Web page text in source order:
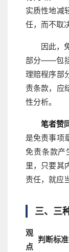
实质性地减
任，而不取
因此，
部分——包括
理赔程序部
责条款，应
性分析。
笔者赞
是免责事项
免责条款产
里，只要其
责任，就应
三、三
观
点
判断标准